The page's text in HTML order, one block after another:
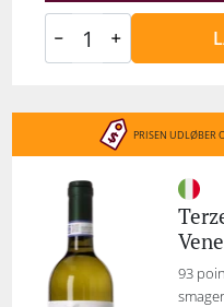
PRISEN UDLØBER
93